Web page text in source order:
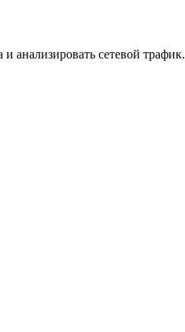
анализировать сетевой трафик.